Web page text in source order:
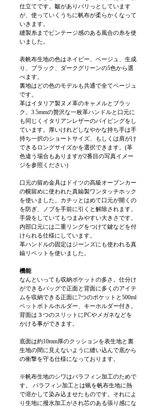
仕立てです。皺がありパリっとしています
が、使っていくうちに帆布が柔らかくなって
いきます。
縫製糸までビンテージ感のある風合の糸を使
いました。
表帆布生地の色はネイビー、ベージュ、生成
り、ブラック、ダークグリーンの5色から選
べます。
裏地はどの色のモデルも共通で全てベージュ
です。
革はイタリア製ヌメ革のキャメルとブラッ
ク。3.5mmの贅沢な一枚革ハンドルと口元に
も同じくイタリアンレザーのパイピングをし
ています。厚いけれどしなやかな持ち手は手
持ち一択のショートサイズ、もしくは肩がけ
できるロングサイズかを選択できます。(革
色違う場合もありますが2番目の写真イメー
ジを参照ください)
口元の留め金具はドイツの高級オープンカー
の幌留めに使われた真鍮製ワンタッチホック
を使いました。カチッとはめて口元が開くの
を防ぎ、ノブを手前に引くと解除されます。
手袋をしていてもつまみやすい大きさです。
内部口元には二重リングをつけて鍵などを付
けられる仕様にしています。
革ハンドルの固定はジーンズにも使われる真
鍮リベットを使いました。
機能
なんといっても収納ポケットの多さ。仕分け
ができるバッグで正面と背面に多くのアイテ
ムを収納できる正面に7つのポケットと500ml
ペットボトルホルダー、キーホルダー付き。
背面は３つのスリットにPCやメガネなどを
かける事ができます。
底面は約10mm厚のクッションを表生地と裏
生地の間に見えないように縫い込んで底から
の衝撃を守る仕様になっております。
※帆布生地のシワはパラフィン加工のためで
す。 パラフィン加工とは蝋を帆布生地に熱
で溶かして染み込ませたものです。それによ
り生地に撥水加工がされ芯のある張り感にな